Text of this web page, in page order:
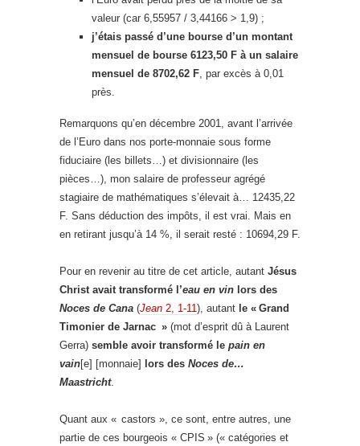
valeur (car 6,55957 / 3,44166 > 1,9) ;
j’étais passé d’une bourse d’un montant
mensuel de bourse 6123,50 F à un salaire
mensuel de 8702,62 F, par excès à 0,01
près.
Remarquons qu’en décembre 2001, avant l’arrivée
de l’Euro dans nos porte-monnaie sous forme
fiduciaire (les billets…) et divisionnaire (les
pièces…), mon salaire de professeur agrégé
stagiaire de mathématiques s’élevait à… 12435,22
F. Sans déduction des impôts, il est vrai. Mais en
en retirant jusqu’à 14 %, il serait resté : 10694,29 F.
Pour en revenir au titre de cet article, autant Jésus
Christ avait transformé l’eau en vin lors des
Noces de Cana (Jean 2, 1-11), autant le « Grand
Timonier de Jarnac » (mot d’esprit dû à Laurent
Gerra) semble avoir transformé le pain en
vain[e] [monnaie] lors des Noces de…
Maastricht.
Quant aux « castors », ce sont, entre autres, une
partie de ces bourgeois « CPIS » (« catégories et